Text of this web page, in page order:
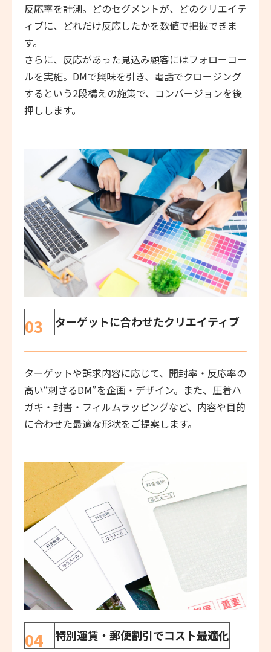
反応率を計測。どのセグメントが、どのクリエイテ
ィブに、どれだけ反応したかを数値で把握できま
す。
さらに、反応があった見込み顧客にはフォローコー
ルを実施。DMで興味を引き、電話でクロージング
するという2段構えの施策で、コンバージョンを後
押しします。
03 ターゲットに合わせたクリエイティブ
ターゲットや訴求内容に応じて、開封率・反応率の
高い“刺さるDM”を企画・デザイン。また、圧着ハ
ガキ・封書・フィルムラッピングなど、内容や目的
に合わせた最適な形状をご提案します。
04 特別運賃・郵便割引でコスト最適化